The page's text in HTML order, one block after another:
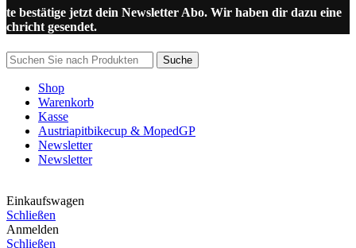
bestätige jetzt dein Newsletter Abo. Wir haben dir dazu eine
gesendet.
Suche
Shop
Warenkorb
Kasse
Austriapitbikecup & MopedGP
Newsletter
Newsletter
Einkaufswagen
Schließen
Anmelden
Schließen